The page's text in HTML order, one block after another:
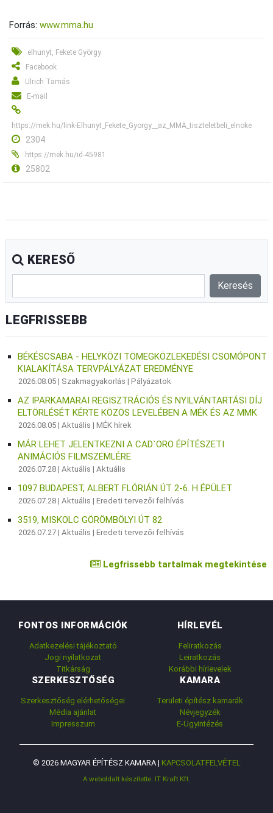
Forrás:www.mma.hu
elhunyt, Fekete György
Facebook
Ulrich Tamás
E-mail
https://mek.hu/link-Elhunyt_Fekete_Gyorgy__az_MMA_tiszteletbeli_elnoke
2304
https://mek.hu/id-45981
25802
KERESŐ
LEGFRISSEBB
BÉKÉSCSABA - HELYKÖZI TÖMEGKÖZLEKEDÉSI CSOMÓPONT
KIALAKÍTÁSA TERVPÁLYÁZAT EREDMÉNYE
2026.08.05 | Szakmagyakorlás |Pályázatok
AZ IPARKAMARAI REGISZTRÁCIÓS ÉS NYILVÁNTARTÁSI DÍJ
ELTÖRLÉSÉT KÉRTE KÖZÖS LEVELÉBEN A MÉK ÉS AZ MMK
2026.08.05 |Aktuális |MÉK hírek
MÁR LEHET JELENTKEZNI A CAD`ORO ÉPÍTÉSZETI
ANIMÁCIÓS FILMSZEMLÉRE
2026.07.28 |Aktuális |Aktuális
1097 BUDAPEST, ALBERT FLÓRIÁN ÚT 2-6. H ÉPÜLET
2026.07.28 |Aktuális |Eredeti tervezői felhívás
3519, MISKOLC GÖRÖMBÖLYI ÚT 82
2026.07.27 |Aktuális |Eredeti tervezői felhívás
Legfrissebb tartalmak megtekintése
FONTOS INFORMÁCIÓK
Adatkezelési tájékoztató
Jogi nyilatkozat
Titkárság
HÍRLEVÉL
Feliratkozás
Leiratkozás
Korábbi hírlevelek
SZERKESZTŐSÉG
Szerkesztőség elérhetőségei
Média ajánlat
Impresszum
KAMARA
Területi építész kamarák
Névjegyzék
E-Ügyintézés
© 2026 MAGYAR ÉPÍTÉSZ KAMARA | KAPCSOLATFELVÉTEL
A weboldalt készítette: IT Kraft Kft.